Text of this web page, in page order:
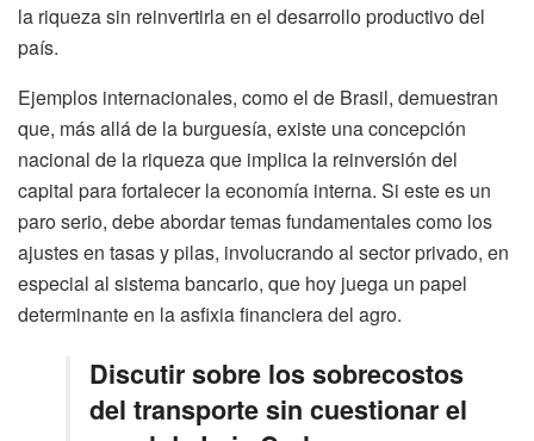
la riqueza sin reinvertirla en el desarrollo productivo del
país.
Ejemplos internacionales, como el de Brasil, demuestran
que, más allá de la burguesía, existe una concepción
nacional de la riqueza que implica la reinversión del
capital para fortalecer la economía interna. Si este es un
paro serio, debe abordar temas fundamentales como los
ajustes en tasas y pilas, involucrando al sector privado, en
especial al sistema bancario, que hoy juega un papel
determinante en la asfixia financiera del agro.
Discutir sobre los sobrecostos
del transporte sin cuestionar el